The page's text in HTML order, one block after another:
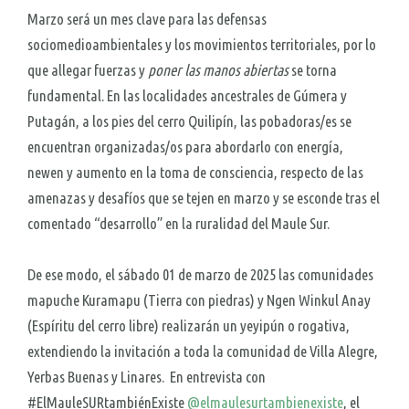
Marzo será un mes clave para las defensas
sociomedioambientales y los movimientos territoriales, por lo
que allegar fuerzas y poner las manos abiertasse torna
fundamental. En las localidades ancestrales de Gúmera y
Putagán, a los pies del cerro Quilipín, las pobadoras/es se
encuentran organizadas/os para abordarlo con energía,
newen y aumento en la toma de consciencia, respecto de las
amenazas y desafíos que se tejen en marzo y se esconde tras el
comentado “desarrollo” en la ruralidad del Maule Sur.
De ese modo, el sábado 01 de marzo de 2025 las comunidades
mapuche Kuramapu (Tierra con piedras) y Ngen Winkul Anay
(Espíritu del cerro libre) realizarán un yeyipún o rogativa,
extendiendo la invitación a toda la comunidad de Villa Alegre,
Yerbas Buenas y Linares. En entrevista con
#ElMauleSURtambiénExiste @elmaulesurtambienexiste, el